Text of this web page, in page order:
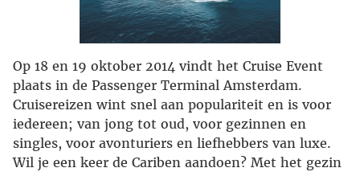
Op 18 en 19 oktober 2014 vindt het Cruise Event
plaats in de Passenger Terminal Amsterdam.
Cruisereizen wint snel aan populariteit en is voor
iedereen; van jong tot oud, voor gezinnen en
singles, voor avonturiers en liefhebbers van luxe.
Wil je een keer de Cariben aandoen? Met het gezin